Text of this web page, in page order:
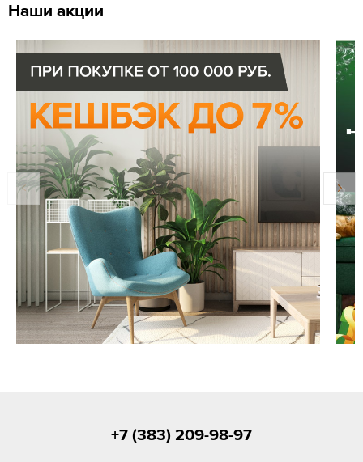
Наши акции
+7 (383) 209-98-97